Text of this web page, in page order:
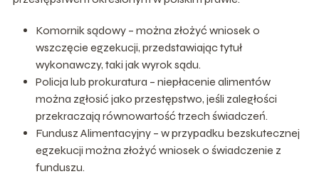
Komornik sądowy – można złożyć wniosek o
wszczęcie egzekucji, przedstawiając tytuł
wykonawczy, taki jak wyrok sądu.
Policja lub prokuratura – niepłacenie alimentów
można zgłosić jako przestępstwo, jeśli zaległości
przekraczają równowartość trzech świadczeń.
Fundusz Alimentacyjny – w przypadku bezskutecznej
egzekucji można złożyć wniosek o świadczenie z
funduszu.